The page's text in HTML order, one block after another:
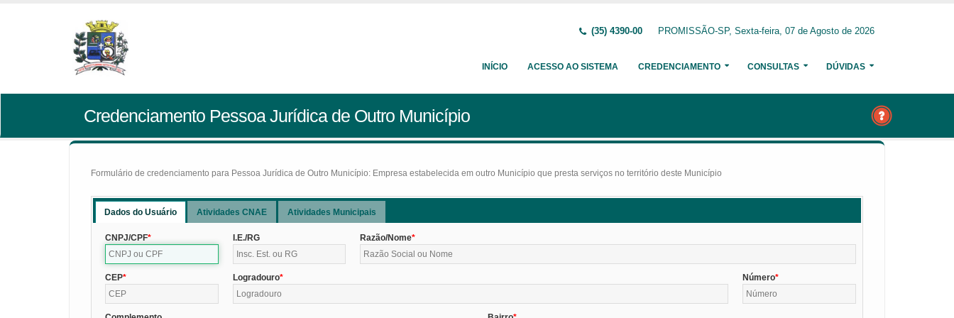
(35) 4390-00 PROMISSÃO-SP, Sexta-feira, 07 de Agosto de 2026
INÍCIO ACESSO AO SISTEMA CREDENCIAMENTO CONSULTAS DÚVIDAS
Credenciamento Pessoa Jurídica de Outro Município
Formulário de credenciamento para Pessoa Jurídica de Outro Município: Empresa estabelecida em outro Município que presta serviços no território deste Município
Dados do Usuário Atividades CNAE Atividades Municipais
CNPJ/CPF I.E./RG Razão/Nome
CEP Logradouro Número